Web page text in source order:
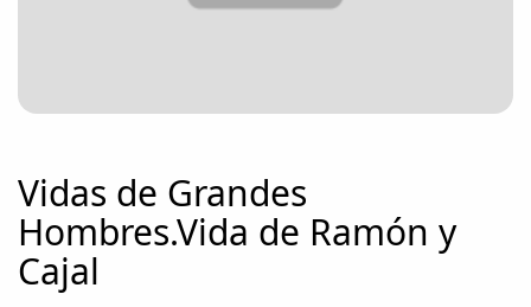
Vidas de Grandes
Hombres.Vida de Ramón y
Cajal